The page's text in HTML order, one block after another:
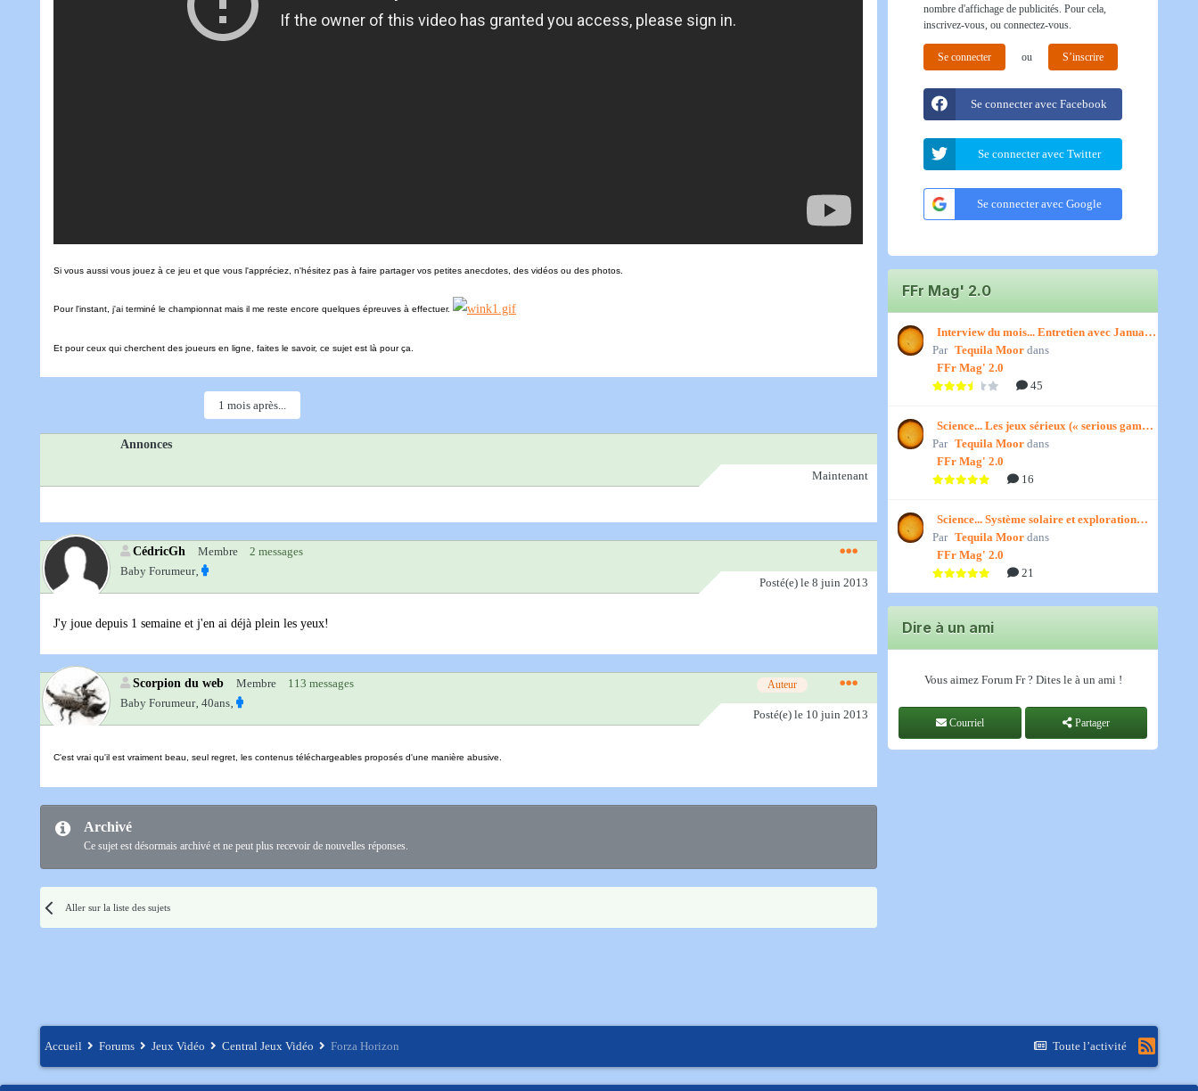
Si vous aussi vous jouez à ce jeu et que vous l'appréciez, n'hésitez pas à faire partager vos petites anecdotes, des vidéos ou des photos.
Pour l'instant, j'ai terminé le championnat mais il me reste encore quelques épreuves à effectuer.
Et pour ceux qui cherchent des joueurs en ligne, faites le savoir, ce sujet est là pour ça.
1 mois après...
Annonces
Maintenant
CédricGh Membre
2 messages
Baby Forumeur‚
Posté(e) le 8 juin 2013
J'y joue depuis 1 semaine et j'en ai déjà plein les yeux!
Scorpion du web Membre 113 messages Auteur
Baby Forumeur‚ 40ans‚
Posté(e) le 10 juin 2013
C'est vrai qu'il est vraiment beau, seul regret, les contenus téléchargeables proposés d'une manière abusive.
Archivé
Ce sujet est désormais archivé et ne peut plus recevoir de nouvelles réponses.
Aller sur la liste des sujets
nombre d'affichage de publicités. Pour cela,
inscrivez-vous, ou connectez-vous.
Se connecter ou S’inscrire
Se connecter avec Facebook
Se connecter avec Twitter
Se connecter avec Google
FFr Mag' 2.0
Interview du mois... Entretien avec January,
par Titenath
Par Tequila Moor dans
FFr Mag' 2.0
45
Science... Les jeux sérieux (« serious games
») par Jedino
Par Tequila Moor dans
FFr Mag' 2.0
16
Science... Système solaire et exploration
spatiale, par Jedino
Par Tequila Moor dans
FFr Mag' 2.0
21
Dire à un ami
Vous aimez Forum Fr ? Dites le à un ami !
Courriel Partager
Toute l’activité
Accueil Forums Jeux Vidéo Central Jeux Vidéo Forza Horizon